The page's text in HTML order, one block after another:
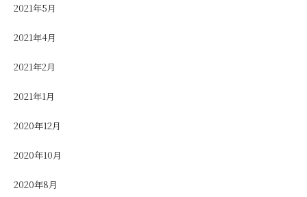
2021年5月
2021年4月
2021年2月
2021年1月
2020年12月
2020年10月
2020年8月